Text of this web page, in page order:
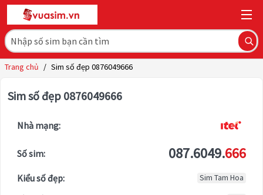
Trang chủ / Sim số đẹp 0876049666
Sim số đẹp 0876049666
Nhà mạng:
Số sim: 087.6049.666
Kiểu số đẹp: Sim Tam Hoa